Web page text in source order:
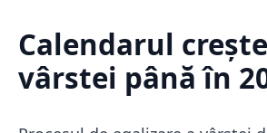
Calendarul
vârstei până în